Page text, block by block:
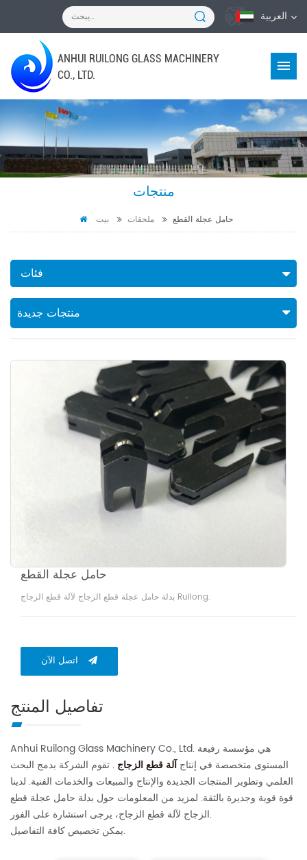
العربية
ANHUI RUILONG GLASS MACHINERY
CO., LTD.
منتجات
بيت ملحقات حامل عجلة القطع
فئات
منتجات جديدة
حامل عجلة القطع
بدلة حامل عجلة قطع الزجاج لآلة قطع الزجاج Ruilong.
اتصل الآن
تفاصيل المنتج
Anhui Ruilong Glass Machinery Co., Ltd. هي مؤسسة رفيعة
المستوى متخصصة في إنتاجآلة قطع الزجاج . تقوم الشركة بدمج البحث
العلمي وتطوير المنتجات الجديدة والإنتاج والمبيعات والخدمات الفنية. لدينا
قوة قوية وجديرة بالثقة. لمزيد من المعلومات حول بدلة حامل عجلة قطع
الزجاج لآلة قطع الزجاج، يرجى استشارة على الفور.
يمكن تخصيص كافة التفاصيل.